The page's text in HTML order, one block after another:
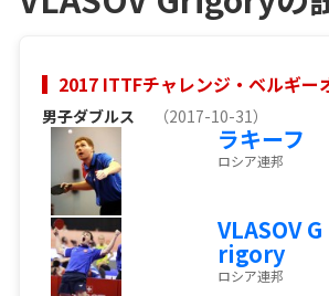
2017 ITTFチャレンジ・ベルギー
男子ダブルス （2017-10-31）
ラキーフ
ロシア連邦
VLASOV G
rigory
ロシア連邦